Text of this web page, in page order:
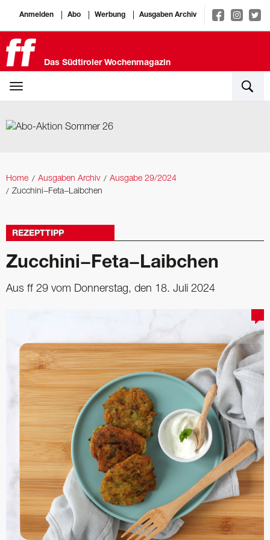
Anmelden Abo Werbung Ausgaben Archiv
Das Südtiroler Wochenmagazin
Home Ausgaben Archiv
Ausgabe 29/2024
Zucchini−Feta−­Laibchen
REZEPTTIPP
Zucchini−Feta−­Laibchen
Aus ff 29 vom Donnerstag, den 18. Juli 2024